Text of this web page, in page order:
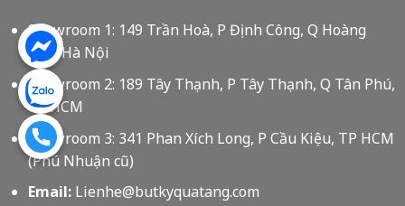
Showroom 1: 149 Trần Hoà, P Định Công, Q Hoàng
Mai, Hà Nội
Showroom 2: 189 Tây Thạnh, P Tây Thạnh, Q Tân Phú,
Tp HCM
Showroom 3: 341 Phan Xích Long, P Cầu Kiệu, TP HCM
(Phú Nhuận cũ)
Email:Lienhe@butkyquatang.com